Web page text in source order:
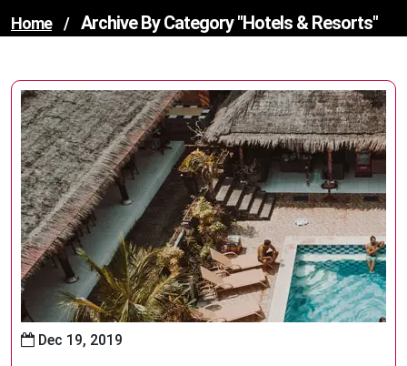
Home / Archive By Category "Hotels & Resorts"
Dec 19, 2019